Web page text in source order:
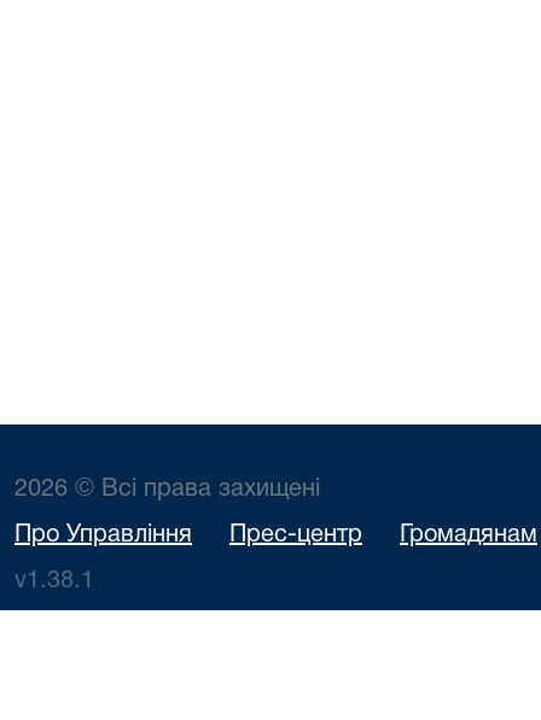
2026 © Всі права захищені
Про Управління Прес-центр Громадянам
v1.38.1